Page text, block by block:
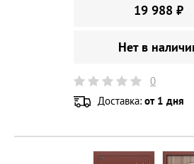
19 988 ₽
Нет в
0
Доставка: от 1 дня